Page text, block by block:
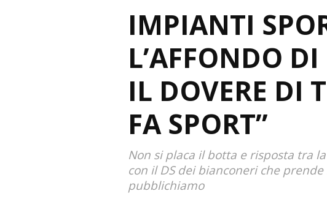
IMPIANTI
L’AFFONDO
IL DOVERE DI
FA SPORT”
Non si placa il botta e risposta tra
con il DS dei bianconeri che
pubblichiamo